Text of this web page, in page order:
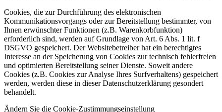
Cookies, die zur Durchführung des elektronischen
Kommunikationsvorgangs oder zur Bereitstellung bestimmter, von
Ihnen erwünschter Funktionen (z.B. Warenkorbfunktion)
erforderlich sind, werden auf Grundlage von Art. 6 Abs. 1 lit. f
DSGVO gespeichert. Der Websitebetreiber hat ein berechtigtes
Interesse an der Speicherung von Cookies zur technisch fehlerfreien
und optimierten Bereitstellung seiner Dienste. Soweit andere
Cookies (z.B. Cookies zur Analyse Ihres Surfverhaltens) gespeichert
werden, werden diese in dieser Datenschutzerklärung gesondert
behandelt.
Ändern Sie die Cookie-Zustimmungseinstellung